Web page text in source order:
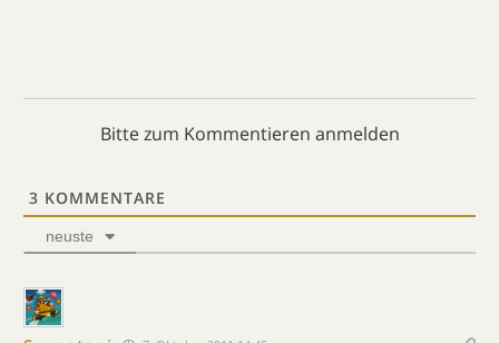
Bitte zum Kommentieren anmelden
3 KOMMENTARE
neuste